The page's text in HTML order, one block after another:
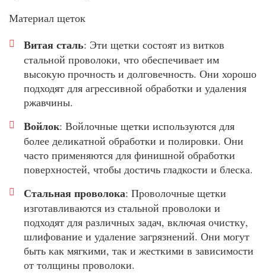
Материал щеток
Витая сталь: Эти щетки состоят из витков
стальной проволоки, что обеспечивает им
высокую прочность и долговечность. Они хорошо
подходят для агрессивной обработки и удаления
ржавчины.
Войлок: Войлочные щетки используются для
более деликатной обработки и полировки. Они
часто применяются для финишной обработки
поверхностей, чтобы достичь гладкости и блеска.
Стальная проволока: Проволочные щетки
изготавливаются из стальной проволоки и
подходят для различных задач, включая очистку,
шлифование и удаление загрязнений. Они могут
быть как мягкими, так и жесткими в зависимости
от толщины проволоки.